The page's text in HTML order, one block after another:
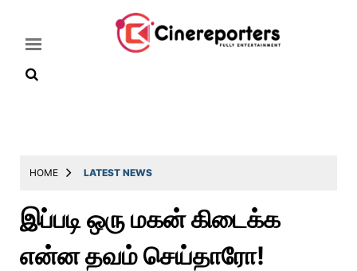
Latest
Throwback
Television
HOME LATEST NEWS
இப்படி ஒரு மகன் கிடைக்க
என்ன தவம் செய்தாரோ!